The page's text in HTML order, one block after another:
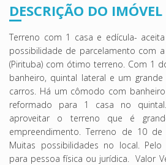
DESCRIÇÃO DO IMÓVEL
Terreno com 1 casa e edícula-
possibilidade de parcelamento com
(Pirituba) com ótimo terreno. Com 1
banheiro, quintal lateral e um
carros. Há um cômodo com
reformado para 1 casa no
aproveitar o terreno que é
empreendimento. Terreno de 10
Muitas possibilidades no local.
para pessoa física ou jurídica. Valor